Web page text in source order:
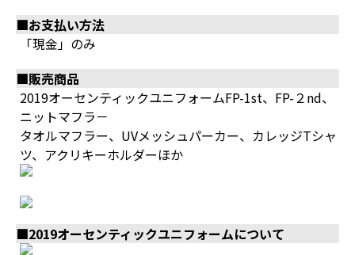
■お支払い方法
「現金」のみ
■販売商品
2019オーセンティックユニフォームFP-1st、FP-２nd、
ニットマフラ－
タオルマフラー、UVメッシュパーカー、カレッジTシャ
ツ、アクリキーホルダーほか
■2019オーセンティックユニフォームについて